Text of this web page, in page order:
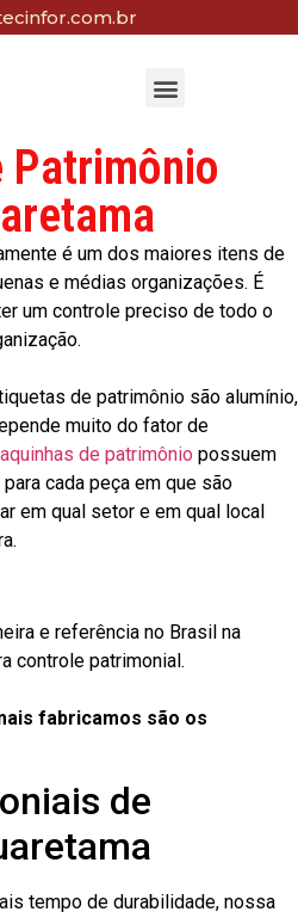
Patrimônio
é um dos maiores itens de
e médias organizações. É
um controle preciso de todo o
de patrimônio são alumínio,
muito do fator de
de patrimônio possuem
cada peça em que são
em qual setor e em qual local
e referência no Brasil na
controle patrimonial.
fabricamos são os
de
tempo de durabilidade, nossa